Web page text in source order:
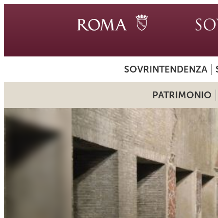
SOVRINTENDENZA
PATRIMONIO